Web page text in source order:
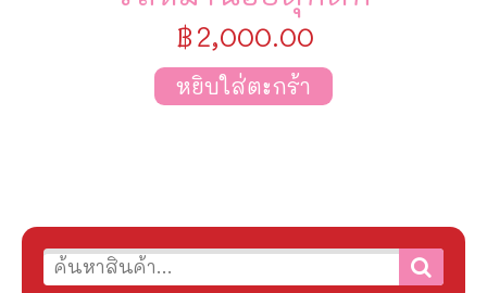
฿2,000.00
หยิบใส่ตะกร้า